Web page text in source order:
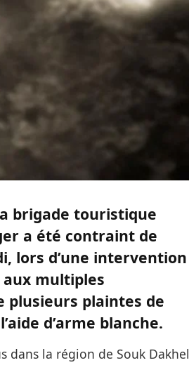
brigade touristique
a été contraint de
lors d’une intervention
multiples
plusieurs plaintes de
d’arme blanche.
dans la région de Souk Dakhel